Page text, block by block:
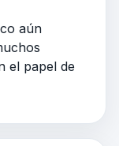
aún
el papel de